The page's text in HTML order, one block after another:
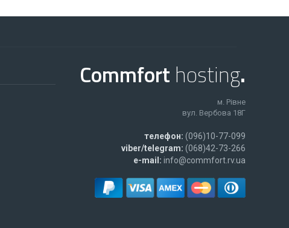
Commfort hosting.
м. Рівне
вул. Вербова 18Г
телефон: (096)10-77-099
viber/telegram: (068)42-73-266
e-mail: info@commfort.rv.ua